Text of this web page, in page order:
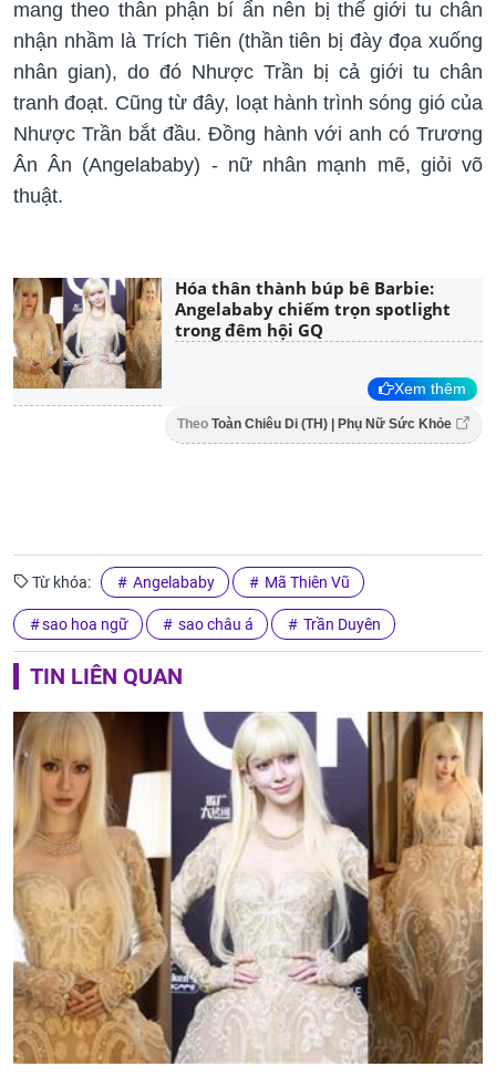
mang theo thân phận bí ẩn nên bị thế giới tu chân
nhận nhầm là Trích Tiên (thần tiên bị đày đọa xuống
nhân gian), do đó Nhược Trần bị cả giới tu chân
tranh đoạt. Cũng từ đây, loạt hành trình sóng gió của
Nhược Trần bắt đầu. Đồng hành với anh có Trương
Ân Ân (Angelababy) - nữ nhân mạnh mẽ, giỏi võ
thuật.
Hóa thân thành búp bê Barbie:
Angelababy chiếm trọn spotlight
trong đêm hội GQ
Xem thêm
Theo Toàn Chiêu Di (TH) | Phụ Nữ Sức Khỏe
Từ khóa: Angelababy Mã Thiên Vũ
sao hoa ngữ sao châu á Trần Duyên
TIN LIÊN QUAN